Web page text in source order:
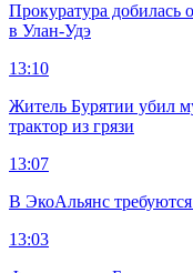
Прокуратура добилась
в Улан-Удэ
13:10
Житель Бурятии убил
трактор из грязи
13:07
В ЭкоАльянс
13:03